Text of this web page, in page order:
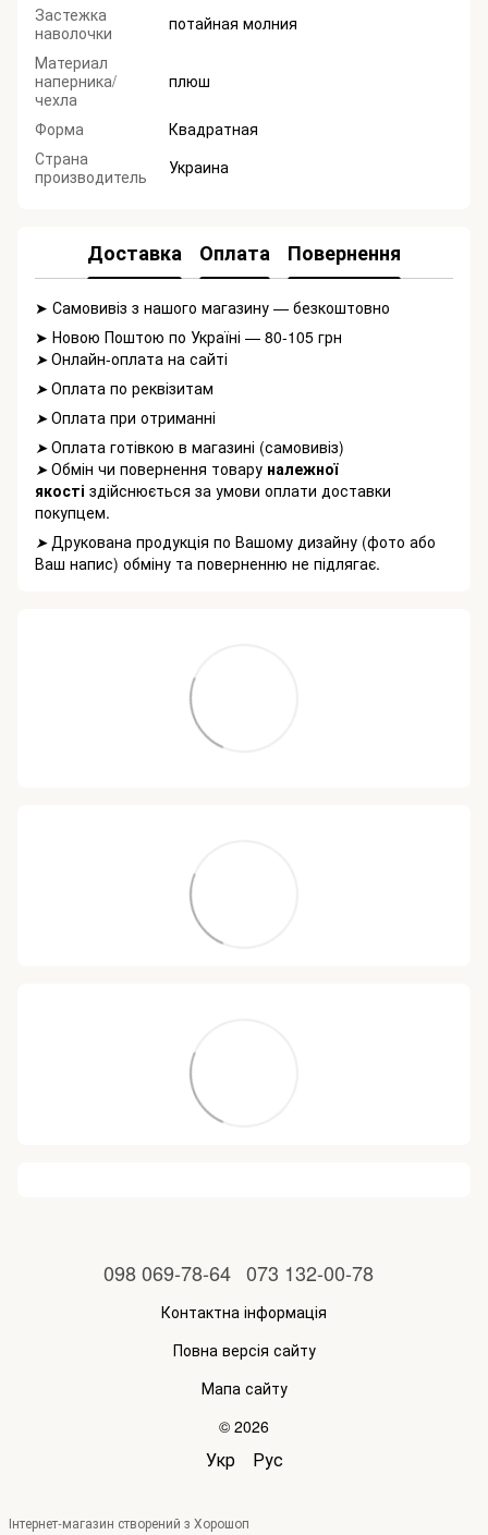
Застежка
наволочки
потайная молния
Материал
наперника/
чехла
плюш
Форма
Квадратная
Страна
производитель
Украина
Доставка Оплата Повернення
➤ Самовивіз з нашого магазину — безкоштовно
➤ Новою Поштою по Україні — 80-105 грн
➤Онлайн-оплата на сайті
➤Оплата по реквізитам
➤Оплата при отриманні
➤Оплата готівкою в магазині (самовивіз)
➤Обмін чи повернення товару належної
якості здійснюється за умови оплати доставки
покупцем.
➤Друкована продукція по Вашому дизайну (фото або
Ваш напис) обміну та поверненню не підлягає.
098 069-78-64 073 132-00-78
Контактна інформація
Повна версія сайту
Мапа сайту
© 2026
Укр Рус
Інтернет-магазин створений з Хорошоп